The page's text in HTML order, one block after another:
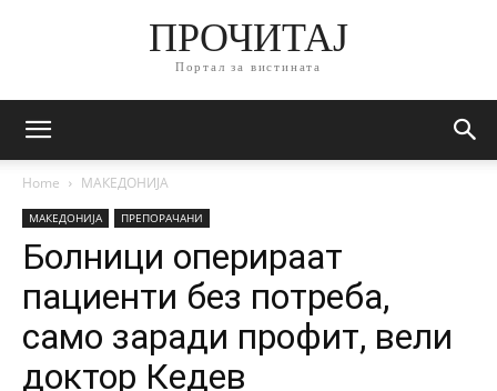
ПРОЧИТАЈ
Портал за вистината
Home МАКЕДОНИЈА
МАКЕДОНИЈА ПРЕПОРАЧАНИ
Болници оперираат
пациенти без потреба,
само заради профит, вели
доктор Кедев